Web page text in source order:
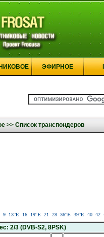
ЭФИРНОЕ
>> Список транспондеров
9 13°E 16 19°E 21 28 36°E 39°E 40 42
2/3 (DVB-S2, 8PSK)